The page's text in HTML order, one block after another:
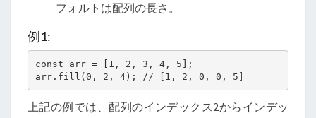
フォルトは配列の長さ。
例1:
const arr = [1, 2, 3, 4, 5];
arr.fill(0, 2, 4); // [1, 2, 0, 0, 5]
上記の例では、配列のインデックス2からインデッ